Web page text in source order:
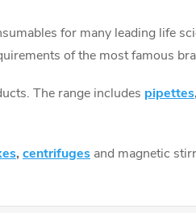
for many leading life
of the most famous
The range includes pipettes
, centrifuges and magnetic